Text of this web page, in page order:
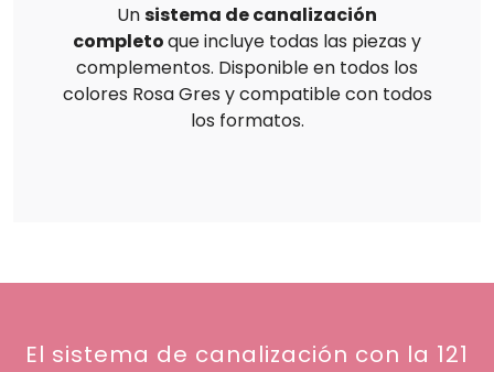
Unsistema de canalización
completoque incluye todas las piezas y
complementos. Disponible en todos los
colores Rosa Gres y compatible con todos
los formatos.
El sistema de canalización con la 121